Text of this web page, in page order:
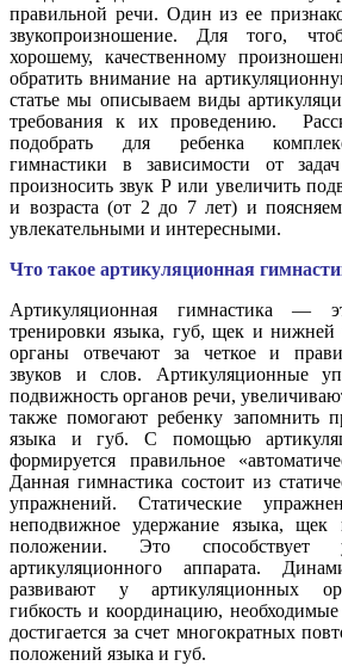
правильной речи. Один из ее
звукопроизношение. Для того,
хорошему, качественному
обратить внимание на
статье мы описываем виды
требования к их проведению.
подобрать для ребенка
гимнастики в зависимости от
произносить звук Р или увеличить
и возраста (от 2 до 7 лет) и
увлекательными и интересными.
Что такое артикуляционная
Артикуляционная гимнастика —
тренировки языка, губ, щек и
органы отвечают за четкое и
звуков и слов. Артикуляционные
подвижность органов речи,
также помогают ребенку запомнить
языка и губ. С помощью
формируется правильное
Данная гимнастика состоит из
упражнений. Статические
неподвижное удержание языка,
положении. Это способствует
артикуляционного аппарата.
развивают у артикуляционных
гибкость и координацию,
достигается за счет многократных
положений языка и губ.